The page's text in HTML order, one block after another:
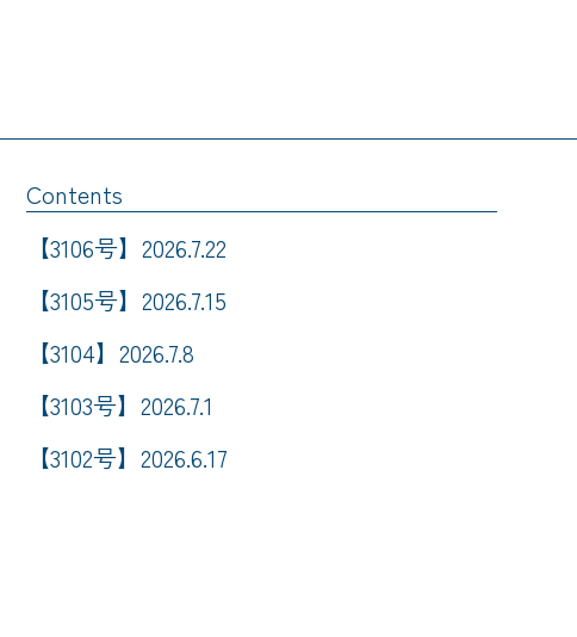
Contents
【3106号】2026.7.22
【3105号】2026.7.15
【3104】2026.7.8
【3103号】2026.7.1
【3102号】2026.6.17